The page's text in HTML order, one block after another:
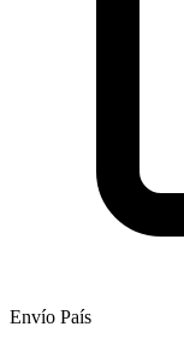
Envío País